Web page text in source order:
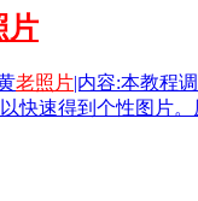
片
老照片|内容:本教程
快速得到个性图片